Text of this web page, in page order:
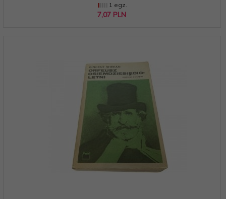
1 egz.
7,07 PLN